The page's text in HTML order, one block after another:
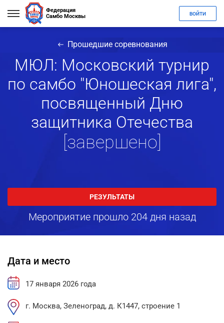
Федерация
Самбо Москвы
ВОЙТИ
Прошедшие соревнования
МЮЛ: Московский турнир
по самбо "Юношеская лига",
посвященный Дню
защитника Отечества
[завершено]
РЕЗУЛЬТАТЫ
Мероприятие прошло 204 дня назад
Дата и место
17 января 2026 года
г. Москва, Зеленоград, д. К1447, строение 1